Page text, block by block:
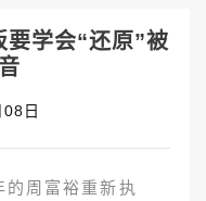
学会“还原”被
日
周富裕重新执